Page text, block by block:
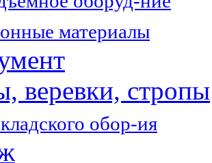
материалы
веревки, стропы
обор-ия